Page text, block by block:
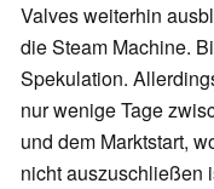
Valves weiterhin
die Steam Machine.
Spekulation.
nur wenige Tage
und dem Marktstart,
nicht auszuschließen